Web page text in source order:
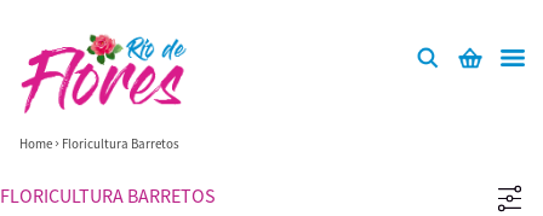
Home Floricultura Barretos
FLORICULTURA BARRETOS